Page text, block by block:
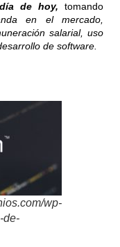
de hoy, tomando
en el mercado,
salarial, uso
de software.
wp-
de-